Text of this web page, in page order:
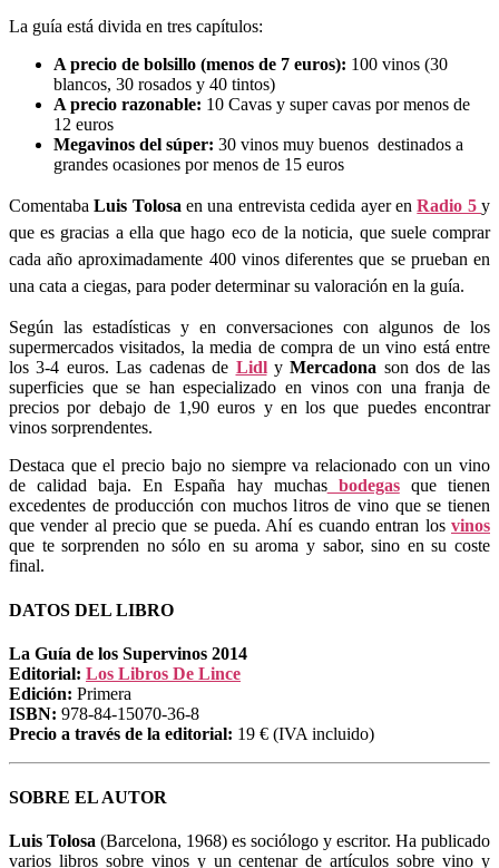
La guía está divida en tres capítulos:
A precio de bolsillo (menos de 7 euros): 100 vinos (30
blancos, 30 rosados y 40 tintos)
A precio razonable: 10 Cavas y super cavas por menos de
12 euros
Megavinos del súper: 30 vinos muy buenos destinados a
grandes ocasiones por menos de 15 euros
ComentabaLuis Tolosaen una entrevista cedida ayer enRadio 5y
que es gracias a ella que hago eco de la noticia, que suele comprar
cada año aproximadamente 400 vinos diferentes que se prueban en
una cata a ciegas, para poder determinar su valoración en la guía.
Según las estadísticas y en conversaciones con algunos de los
supermercados visitados, la media de compra de un vino está entre
los 3-4 euros. Las cadenas de LidlyMercadona son dos de las
superficies que se han especializado en vinos con una franja de
precios por debajo de 1,90 euros y en los que puedes encontrar
vinos sorprendentes.
Destaca que el precio bajo no siempre va relacionado con un vino
de calidad baja. En España hay muchasbodegasque tienen
excedentes de producción con muchos litros de vino que se tienen
que vender al precio que se pueda. Ahí es cuando entran los vinos
que te sorprenden no sólo en su aroma y sabor, sino en su coste
final.
DATOS DEL LIBRO
La Guía de los Supervinos 2014
Editorial: Los Libros De Lince
Edición: Primera
ISBN: 978-84-15070-36-8
Precio a través de la editorial: 19 € (IVA incluido)
SOBRE EL AUTOR
Luis Tolosa (Barcelona, 1968) es sociólogo y escritor. Ha publicado
varios libros sobre vinos y un centenar de artículos sobre vino y